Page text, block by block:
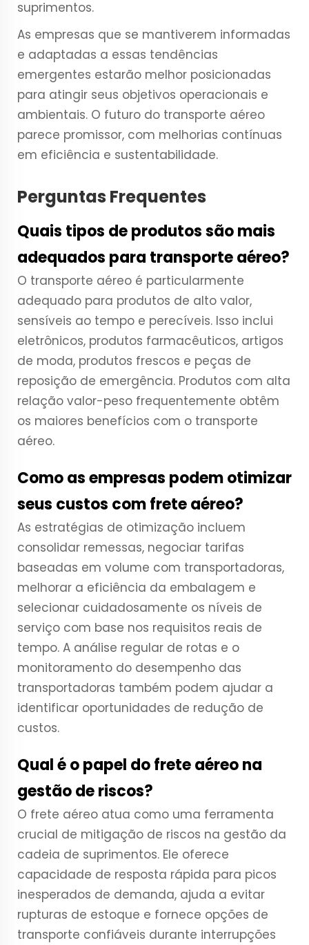
suprimentos.
As empresas que se mantiverem informadas
e adaptadas a essas tendências
emergentes estarão melhor posicionadas
para atingir seus objetivos operacionais e
ambientais. O futuro do transporte aéreo
parece promissor, com melhorias contínuas
em eficiência e sustentabilidade.
Perguntas Frequentes
Quais tipos de produtos são mais
adequados para transporte aéreo?
O transporte aéreo é particularmente
adequado para produtos de alto valor,
sensíveis ao tempo e perecíveis. Isso inclui
eletrônicos, produtos farmacêuticos, artigos
de moda, produtos frescos e peças de
reposição de emergência. Produtos com alta
relação valor-peso frequentemente obtêm
os maiores benefícios com o transporte
aéreo.
Como as empresas podem otimizar
seus custos com frete aéreo?
As estratégias de otimização incluem
consolidar remessas, negociar tarifas
baseadas em volume com transportadoras,
melhorar a eficiência da embalagem e
selecionar cuidadosamente os níveis de
serviço com base nos requisitos reais de
tempo. A análise regular de rotas e o
monitoramento do desempenho das
transportadoras também podem ajudar a
identificar oportunidades de redução de
custos.
Qual é o papel do frete aéreo na
gestão de riscos?
O frete aéreo atua como uma ferramenta
crucial de mitigação de riscos na gestão da
cadeia de suprimentos. Ele oferece
capacidade de resposta rápida para picos
inesperados de demanda, ajuda a evitar
rupturas de estoque e fornece opções de
transporte confiáveis durante interrupções